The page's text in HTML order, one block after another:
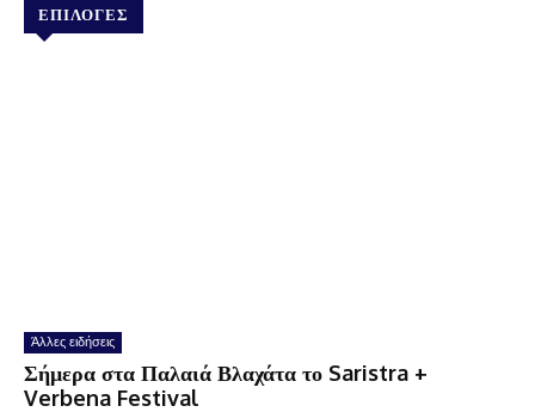
ΕΠΙΛΟΓΕΣ
Άλλες ειδήσεις
Σήμερα στα Παλαιά Βλαχάτα το Saristra +
Verbena Festival